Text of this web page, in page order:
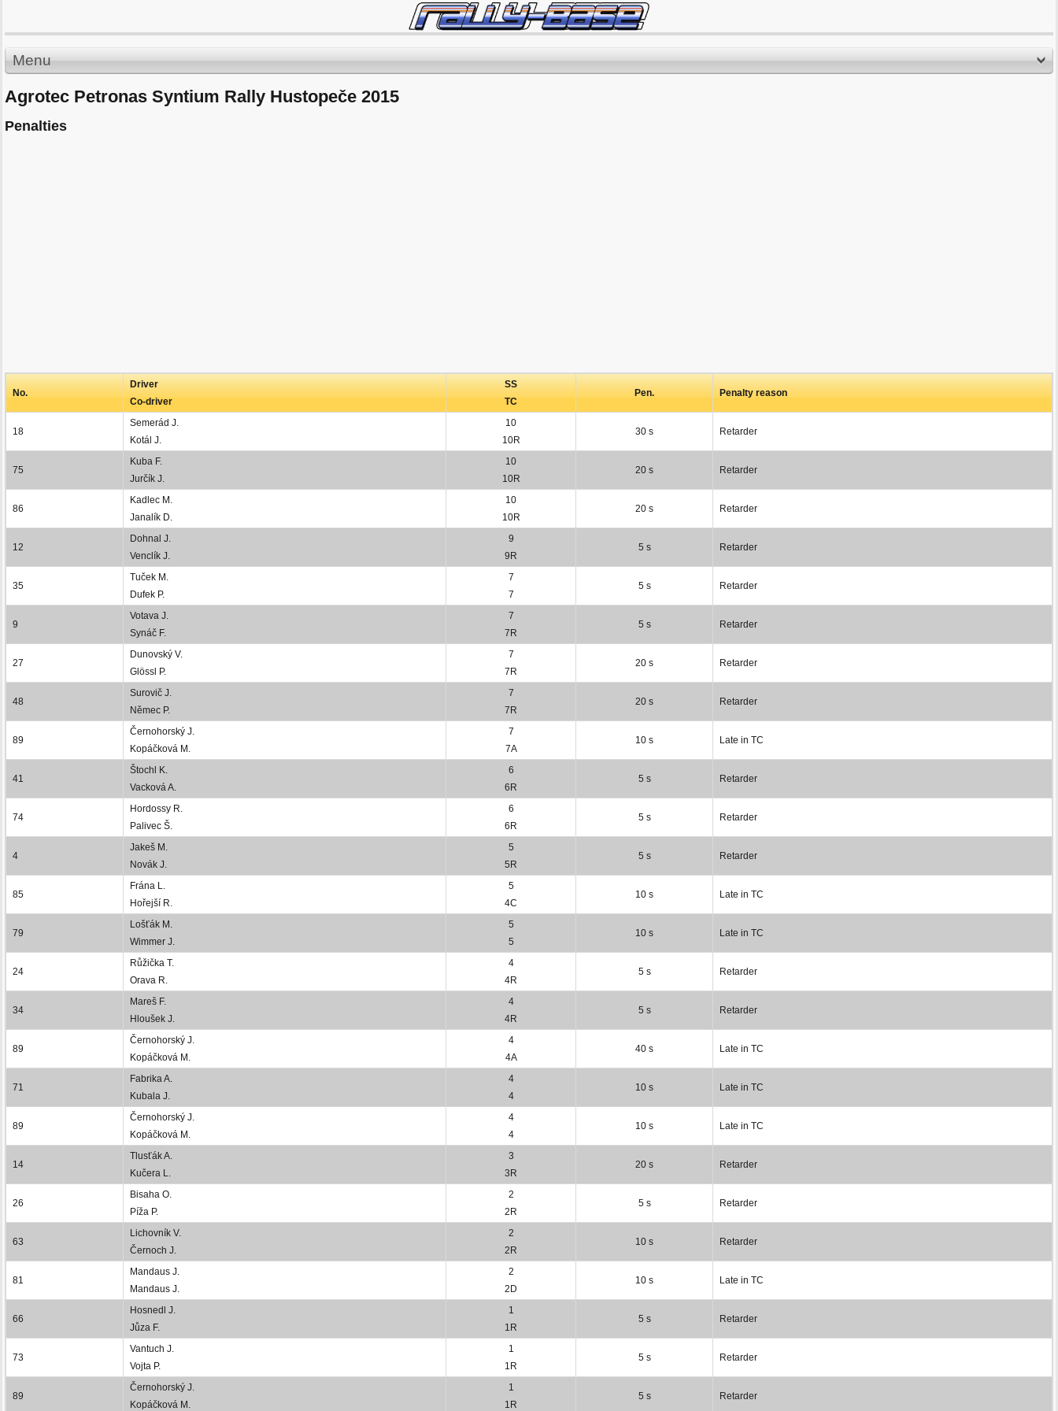
Menu
Agrotec Petronas Syntium Rally Hustopeče 2015
Penalties
No.
Driver
Co-driver
SS
TC
Pen. Penalty reason
18
Semerád J.
Kotál J.
10
10R
30 s Retarder
75
Kuba F.
Jurčík J.
10
10R
20 s Retarder
86
Kadlec M.
Janalík D.
10
10R
20 s Retarder
12
Dohnal J.
Venclík J.
9
9R
5 s Retarder
35
Tuček M.
Dufek P.
7
7
5 s Retarder
9
Votava J.
Synáč F.
7
7R
5 s Retarder
27
Dunovský V.
Glössl P.
7
7R
20 s Retarder
48
Surovič J.
Němec P.
7
7R
20 s Retarder
89
Černohorský J.
Kopáčková M.
7
7A
10 s Late in TC
41
Štochl K.
Vacková A.
6
6R
5 s Retarder
74
Hordossy R.
Palivec Š.
6
6R
5 s Retarder
4
Jakeš M.
Novák J.
5
5R
5 s Retarder
85
Frána L.
Hořejší R.
5
4C
10 s Late in TC
79
Lošťák M.
Wimmer J.
5
5
10 s Late in TC
24
Růžička T.
Orava R.
4
4R
5 s Retarder
34
Mareš F.
Hloušek J.
4
4R
5 s Retarder
89
Černohorský J.
Kopáčková M.
4
4A
40 s Late in TC
71
Fabrika A.
Kubala J.
4
4
10 s Late in TC
89
Černohorský J.
Kopáčková M.
4
4
10 s Late in TC
14
Tlusťák A.
Kučera L.
3
3R
20 s Retarder
26
Bisaha O.
Píža P.
2
2R
5 s Retarder
63
Lichovník V.
Černoch J.
2
2R
10 s Retarder
81
Mandaus J.
Mandaus J.
2
2D
10 s Late in TC
66
Hosnedl J.
Jůza F.
1
1R
5 s Retarder
73
Vantuch J.
Vojta P.
1
1R
5 s Retarder
89
Černohorský J.
Kopáčková M.
1
1R
5 s Retarder